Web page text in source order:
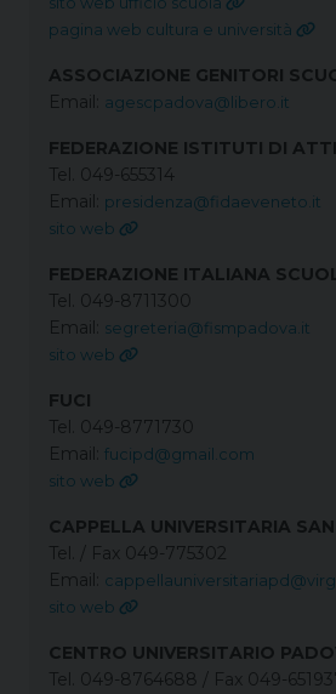
pagina web cultura e università
ASSOCIAZIONE GENITORI
Email: agescpadova@libero.it
FEDERAZIONE ISTITUTI DI
Tel. 049-655314
Email: presidenza@fidaeveneto.it
sito web
FEDERAZIONE ITALIANA
Tel. 049-8711300
Email: segreteria@fismpadova.it
sito web
FUCI
Tel. 049-8771730
Email: fucipd@gmail.com
sito web
CAPPELLA UNIVERSITARIA
Tel. / Fax 049-775302
Email:
sito web
CENTRO UNIVERSITARIO
Tel. 049-8764688 / Fax 049-